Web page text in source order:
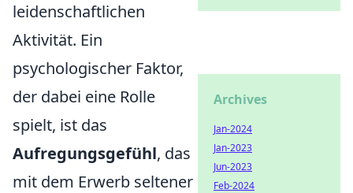
leidenschaftlichen
Aktivität. Ein
psychologischer Faktor,
der dabei eine Rolle
spielt, ist das
Aufregungsgefühl, das
mit dem Erwerb seltener
Archives
Jan-2024
Jan-2023
Jun-2023
Feb-2024